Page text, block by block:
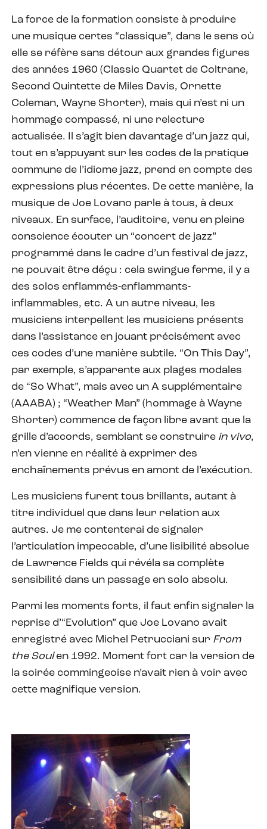
La force de la formation consiste à produire
une musique certes “classique”, dans le sens où
elle se réfère sans détour aux grandes figures
des années 1960 (Classic Quartet de Coltrane,
Second Quintette de Miles Davis, Ornette
Coleman, Wayne Shorter), mais qui n’est ni un
hommage compassé, ni une relecture
actualisée. Il s’agit bien davantage d’un jazz qui,
tout en s’appuyant sur les codes de la pratique
commune de l’idiome jazz, prend en compte des
expressions plus récentes. De cette manière, la
musique de Joe Lovano parle à tous, à deux
niveaux. En surface, l’auditoire, venu en pleine
conscience écouter un “concert de jazz”
programmé dans le cadre d’un festival de jazz,
ne pouvait être déçu : cela swingue ferme, il y a
des solos enflammés-enflammants-
inflammables, etc. A un autre niveau, les
musiciens interpellent les musiciens présents
dans l’assistance en jouant précisément avec
ces codes d’une manière subtile. “On This Day”,
par exemple, s’apparente aux plages modales
de “So What”, mais avec un A supplémentaire
(AAABA) ; “Weather Man” (hommage à Wayne
Shorter) commence de façon libre avant que la
grille d’accords, semblant se construire in vivo,
n’en vienne en réalité à exprimer des
enchaînements prévus en amont de l’exécution.
Les musiciens furent tous brillants, autant à
titre individuel que dans leur relation aux
autres. Je me contenterai de signaler
l’articulation impeccable, d’une lisibilité absolue
de Lawrence Fields qui révéla sa complète
sensibilité dans un passage en solo absolu.
Parmi les moments forts, il faut enfin signaler la
reprise d’“Evolution” que Joe Lovano avait
enregistré avec Michel Petrucciani sur From
the Soulen 1992. Moment fort car la version de
la soirée commingeoise n’avait rien à voir avec
cette magnifique version.